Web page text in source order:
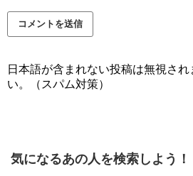
日本語が含まれない投稿は無視さ
い。（スパム対策）
気になるあの人を検索しよう！